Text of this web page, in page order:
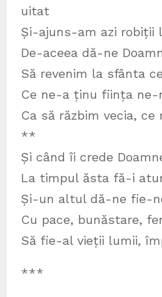
uitat
Și-ajuns-am azi robiții
De-aceea dă-ne
Să revenim la sfânta
Ce ne-a ținu ființa ne-
Ca să răzbim vecia, ce
**
Și când îi crede
La timpul ăsta fă-i
Și-un altul dă-ne fie-
Cu pace, bunăstare,
Să fie-al vieții lumii,
***